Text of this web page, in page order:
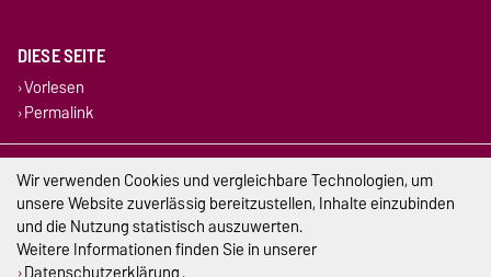
DIESE SEITE
Vorlesen
Permalink
Impressum
Datenschutz
Barrierefreiheit
Wir verwenden Cookies und vergleichbare Technologien, um
unsere Website zuverlässig bereitzustellen, Inhalte einzubinden
und die Nutzung statistisch auszuwerten.
Weitere Informationen finden Sie in unserer